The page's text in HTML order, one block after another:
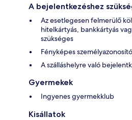
A bejelentkezéshez
Az esetlegesen felmerülő
hitelkártyás, bankkártyás
szükséges
Fényképes
A szálláshelyre való
Gyermekek
Ingyenes gyermekklub
Kisállatok